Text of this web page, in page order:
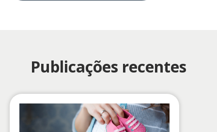
Publicações recentes